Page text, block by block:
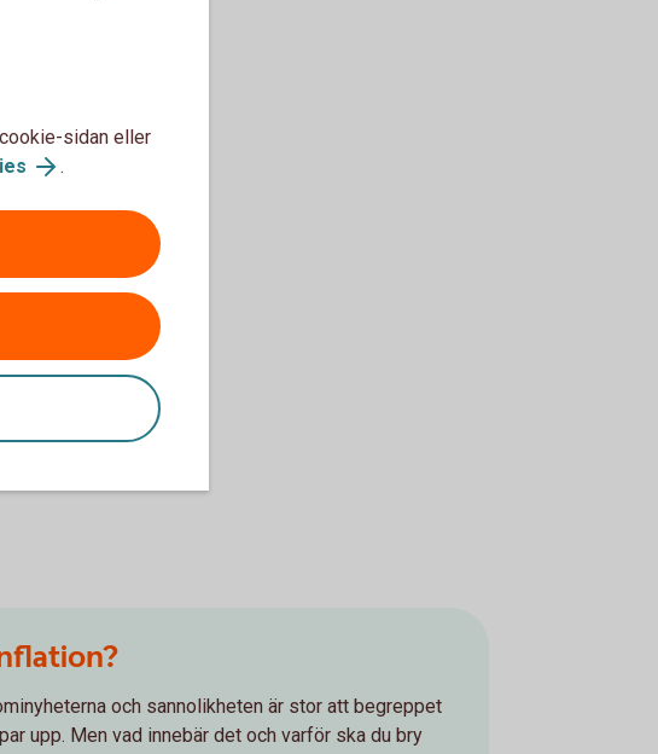
och sannolikheten är stor att begreppet
upp. Men vad innebär det och varför ska du bry
sidan eller
.